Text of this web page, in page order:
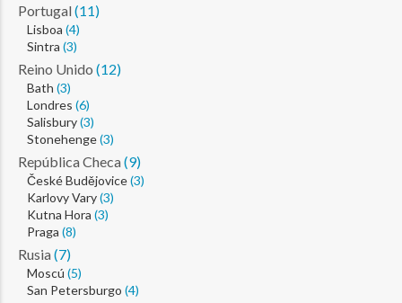
Portugal (11)
Lisboa (4)
Sintra (3)
Reino Unido (12)
Bath (3)
Londres (6)
Salisbury(3)
Stonehenge(3)
República Checa (9)
České Budějovice(3)
Karlovy Vary(3)
Kutna Hora (3)
Praga (8)
Rusia (7)
Moscú (5)
San Petersburgo (4)